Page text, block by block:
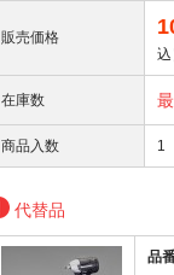
販売価格
込
在庫数
商品入数 1
代替品
品